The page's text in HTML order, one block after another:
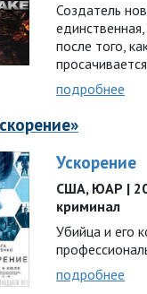
Создатель
после того,
подробнее
Ускорение
США, ЮАР |
криминал
Убийца и его
подробнее